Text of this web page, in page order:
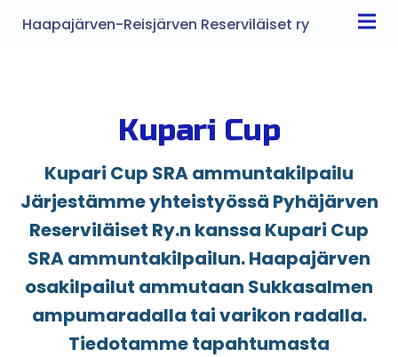
Haapajärven-Reisjärven Reserviläiset ry
Kupari Cup
Kupari Cup SRA ammuntakilpailu
Järjestämme yhteistyössä Pyhäjärven
Reserviläiset Ry.n kanssa Kupari Cup
SRA ammuntakilpailun. Haapajärven
osakilpailut ammutaan Sukkasalmen
ampumaradalla tai varikon radalla.
Tiedotamme tapahtumasta